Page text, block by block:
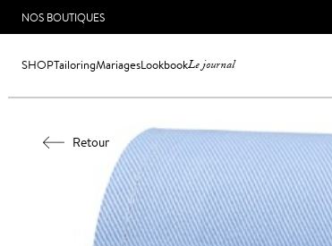
NOS BOUTIQUES
SHOPTailoringMariagesLookbookLe journal
Retour